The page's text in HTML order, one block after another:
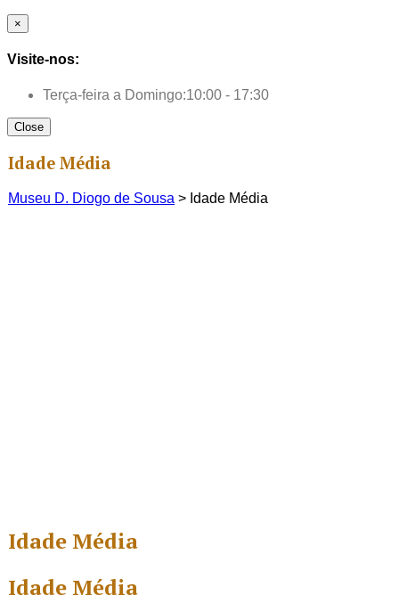
×
Visite-nos:
Terça-feira a Domingo:10:00 - 17:30
Close
Idade Média
Museu D. Diogo de Sousa > Idade Média
Idade Média
Idade Média